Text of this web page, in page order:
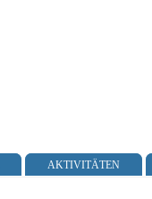
AKTIVITÄTEN